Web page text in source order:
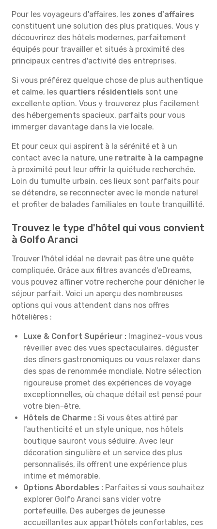
Pour les voyageurs d'affaires, les zones d'affaires
constituent une solution des plus pratiques. Vous y
découvrirez des hôtels modernes, parfaitement
équipés pour travailler et situés à proximité des
principaux centres d'activité des entreprises.
Si vous préférez quelque chose de plus authentique
et calme, les quartiers résidentiels sont une
excellente option. Vous y trouverez plus facilement
des hébergements spacieux, parfaits pour vous
immerger davantage dans la vie locale.
Et pour ceux qui aspirent à la sérénité et à un
contact avec la nature, une retraite à la campagne
à proximité peut leur offrir la quiétude recherchée.
Loin du tumulte urbain, ces lieux sont parfaits pour
se détendre, se reconnecter avec le monde naturel
et profiter de balades familiales en toute tranquillité.
Trouvez le type d'hôtel qui vous convient
à Golfo Aranci
Trouver l'hôtel idéal ne devrait pas être une quête
compliquée. Grâce aux filtres avancés d'eDreams,
vous pouvez affiner votre recherche pour dénicher le
séjour parfait. Voici un aperçu des nombreuses
options qui vous attendent dans nos offres
hôtelières :
Luxe & Confort Supérieur : Imaginez-vous vous
réveiller avec des vues spectaculaires, déguster
des dîners gastronomiques ou vous relaxer dans
des spas de renommée mondiale. Notre sélection
rigoureuse promet des expériences de voyage
exceptionnelles, où chaque détail est pensé pour
votre bien-être.
Hôtels de Charme : Si vous êtes attiré par
l'authenticité et un style unique, nos hôtels
boutique sauront vous séduire. Avec leur
décoration singulière et un service des plus
personnalisés, ils offrent une expérience plus
intime et mémorable.
Options Abordables : Parfaites si vous souhaitez
explorer Golfo Aranci sans vider votre
portefeuille. Des auberges de jeunesse
accueillantes aux appart'hôtels confortables, ces